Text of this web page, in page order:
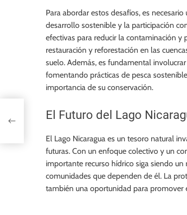
Para abordar estos desafíos, es
desarrollo sostenible y la participación
efectivas para reducir la contaminación y
restauración y reforestación en las
suelo. Además, es fundamental
fomentando prácticas de pesca
importancia de su conservación.
El Futuro del Lago
El Lago Nicaragua es un tesoro natural
futuras. Con un enfoque colectivo y un
importante recurso hídrico siga siendo
comunidades que dependen de él. La
también una oportunidad para